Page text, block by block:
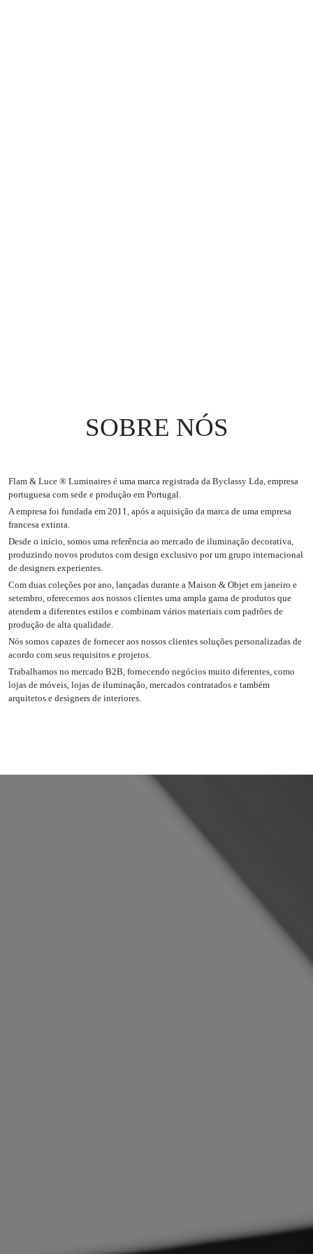
A empresa foi fundada em 2011, após a aquisição da marca de uma empresa
francesa extinta.
Desde o início, somos uma referência ao mercado de iluminação decorativa,
produzindo novos produtos com design exclusivo por um grupo internacional
de designers experientes.
Com duas coleções por ano, lançadas durante a Maison & Objet em janeiro e
setembro, oferecemos aos nossos clientes uma ampla gama de produtos que
atendem a diferentes estilos e combinam vários materiais com padrões de
produção de alta qualidade.
Nós somos capazes de fornecer aos nossos clientes soluções personalizadas de
acordo com seus requisitos e projetos.
Trabalhamos no mercado B2B, fornecendo negócios muito diferentes, como
lojas de móveis, lojas de iluminação, mercados contratados e também
arquitetos e designers de interiores.